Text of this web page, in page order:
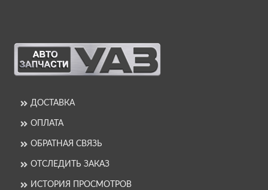
ДОСТАВКА
ОПЛАТА
ОБРАТНАЯ СВЯЗЬ
ОТСЛЕДИТЬ ЗАКАЗ
ИСТОРИЯ ПРОСМОТРОВ